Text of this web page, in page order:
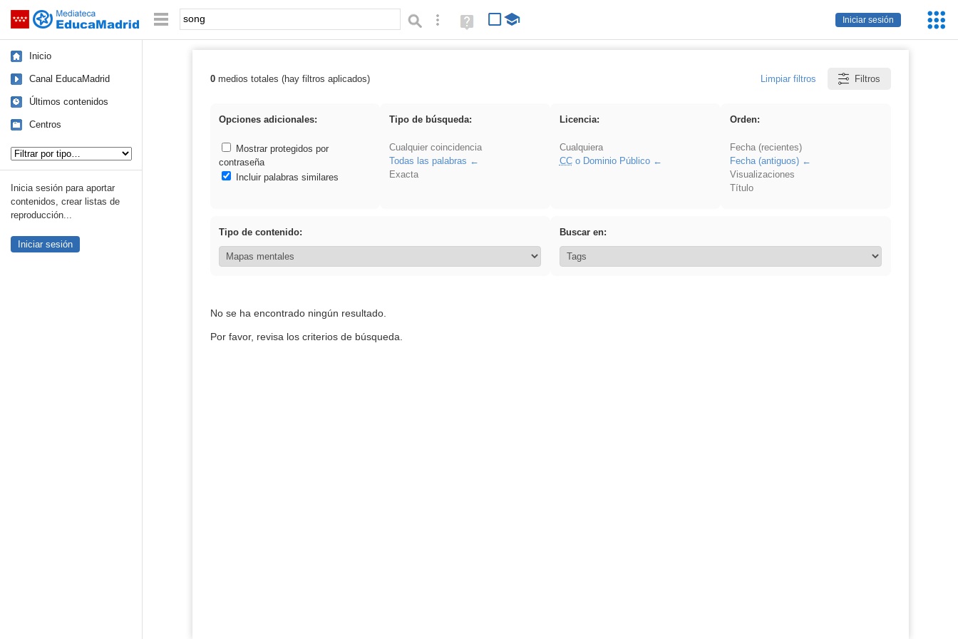
Saltar navegación
Iniciar sesión
Palabra o frase: Búsqueda avanzada
Ayuda
(en
Inicio
Canal EducaMadrid
Últimos contenidos
Centros
Inicia sesión para aportar
contenidos, crear listas de
reproducción...
Iniciar sesión
Resultados de: song
0medios totales (hay filtros aplicados) Limpiar filtros Filtros
Opciones adicionales:
Mostrar protegidos por
contraseña
Incluir palabras similares
Tipo de búsqueda:
Cualquier coincidencia
Todas las palabras
Exacta
Licencia:
Cualquiera
CCo Dominio Público
Orden:
Fecha (recientes)
Fecha (antiguos)
Visualizaciones
Título
Tipo de contenido: Buscar en:
No se ha encontrado ningún resultado.
Por favor, revisa los criterios de búsqueda.